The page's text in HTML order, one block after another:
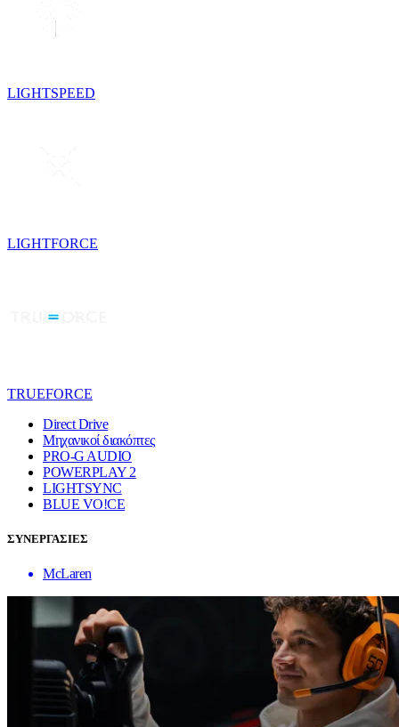
LIGHTSPEED
LIGHTFORCE
TRUEFORCE
Direct Drive
Μηχανικοί διακόπτες
PRO-G AUDIO
POWERPLAY 2
LIGHTSYNC
BLUE VO!CE
ΣΥΝΕΡΓΑΣΙΕΣ
McLaren